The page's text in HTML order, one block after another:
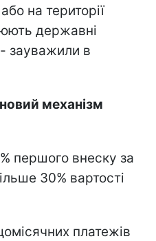
на території
державні
- зауважили в
новий механізм
першого внеску за
30% вартості
платежів